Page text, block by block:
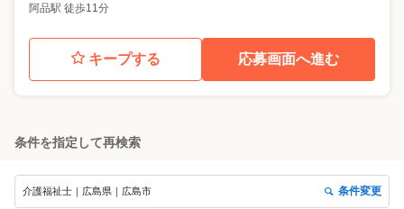
阿品駅 徒歩11分
キープする 応募画面へ進む
条件を指定して再検索
介護福祉士｜広島県｜広島市 条件変更